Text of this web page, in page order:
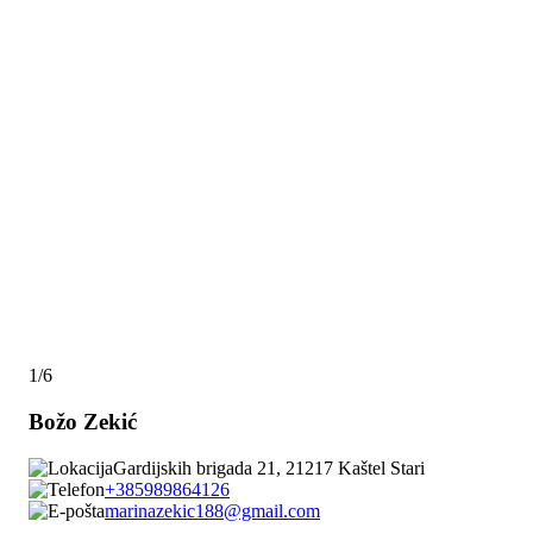
1/6
Božo Zekić
Gardijskih brigada 21, 21217 Kaštel Stari
+385989864126
marinazekic188@gmail.com